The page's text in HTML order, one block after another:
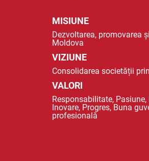
MISIUNE
Dezvoltarea, promovarea
Moldova
VIZIUNE
Consolidarea societății
VALORI
Responsabilitate, Pasiune,
Inovare, Progres, Buna
profesională